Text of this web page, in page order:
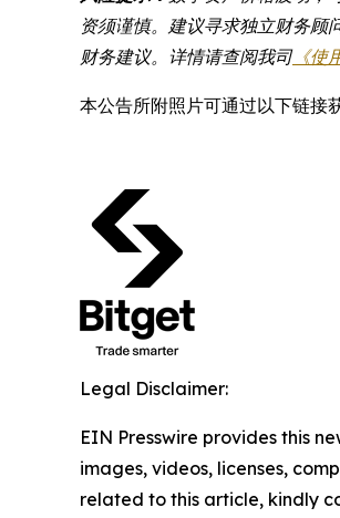
资须谨慎。建议寻求独立财务
财务建议。详情请查阅我司《使
本公告所附照片可通过以下链接
Legal Disclaimer:
EIN Presswire provides this
images, videos, licenses,
related to this article, kindly